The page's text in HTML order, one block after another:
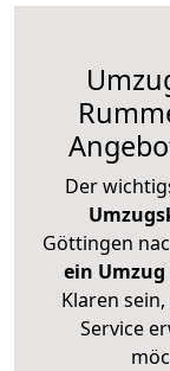
Der
Göttingen
ein
Klaren
Service